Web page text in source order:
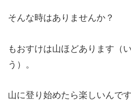
そんな時はありませんか？
もおすけは山ほどあります（
う）。
山に登り始めたら楽しいんです